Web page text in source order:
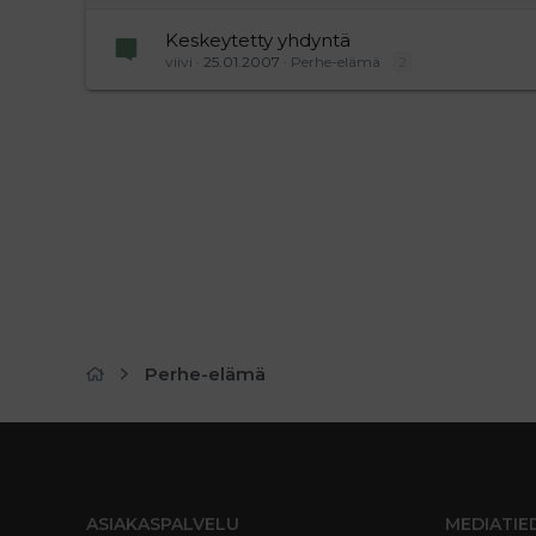
Keskeytetty yhdyntä
viivi 25.01.2007 Perhe-elämä
Perhe-elämä
ASIAKASPALVELU